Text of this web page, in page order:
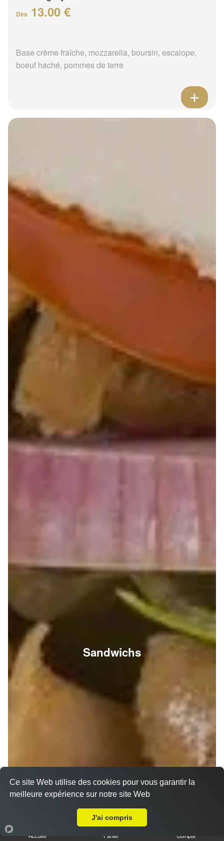
Dès 13.00 €
Base crème fraîche, mozzarella, boursin, escalope,
boeuf haché, pommes de terre
Sandwichs
Accueil Panier Compte
Ce site Web utilise des cookies pour vous garantir la
meilleure expérience sur notre site Web
J'ai compris